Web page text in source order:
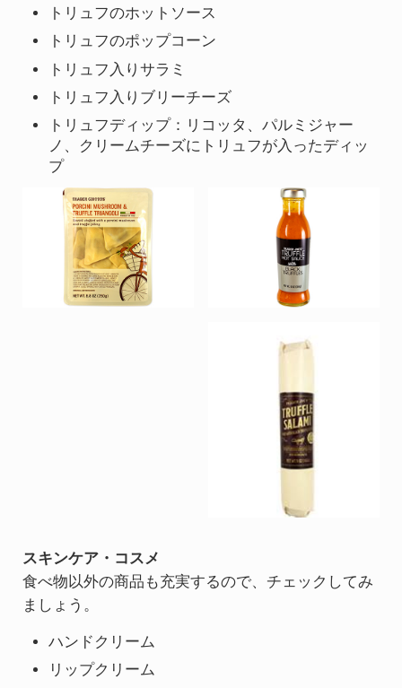
トリュフのホットソース
トリュフのポップコーン
トリュフ入りサラミ
トリュフ入りブリーチーズ
トリュフディップ：リコッタ、パルミジャー
ノ、クリームチーズにトリュフが入ったディッ
プ
スキンケア・コスメ
食べ物以外の商品も充実するので、チェックしてみ
ましょう。
ハンドクリーム
リップクリーム